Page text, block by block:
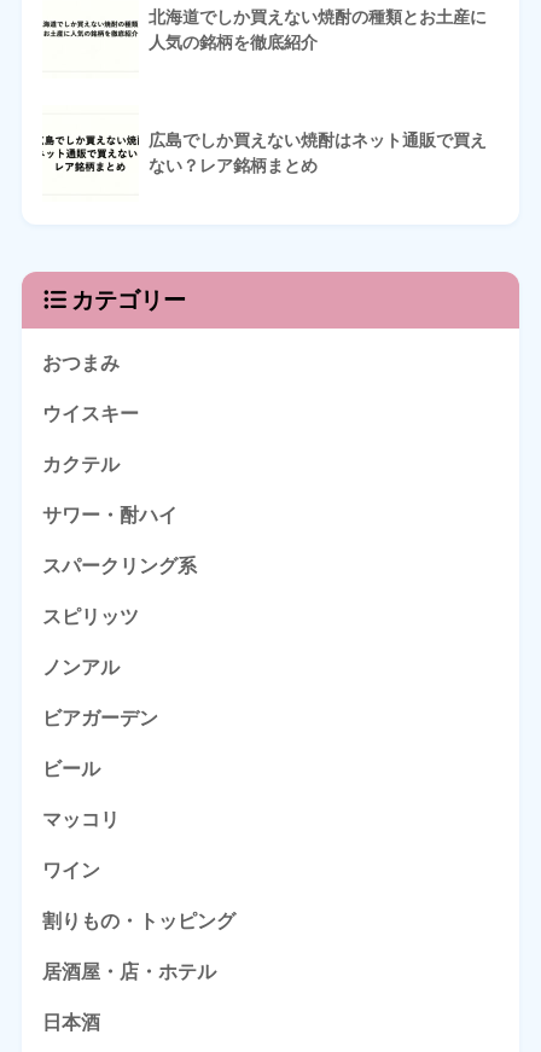
北海道でしか買えない焼酎の種類とお土産に
人気の銘柄を徹底紹介
広島でしか買えない焼酎はネット通販で買え
ない？レア銘柄まとめ
カテゴリー
おつまみ
ウイスキー
カクテル
サワー・酎ハイ
スパークリング系
スピリッツ
ノンアル
ビアガーデン
ビール
マッコリ
ワイン
割りもの・トッピング
居酒屋・店・ホテル
日本酒